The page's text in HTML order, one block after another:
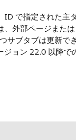
で指定された主
、外部ページまた
サブタブは更新で
ジョン 22.0 以降で